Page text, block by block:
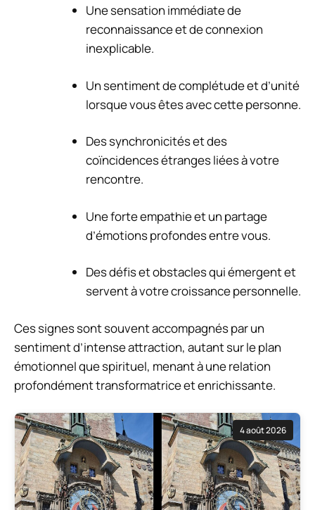
Une sensation immédiate de
reconnaissance et de connexion
inexplicable.
Un sentiment de complétude et d’unité
lorsque vous êtes avec cette personne.
Des synchronicités et des
coïncidences étranges liées à votre
rencontre.
Une forte empathie et un partage
d’émotions profondes entre vous.
Des défis et obstacles qui émergent et
servent à votre croissance personnelle.
Ces signes sont souvent accompagnés par un
sentiment d’intense attraction, autant sur le plan
émotionnel que spirituel, menant à une relation
profondément transformatrice et enrichissante.
4 août 2026